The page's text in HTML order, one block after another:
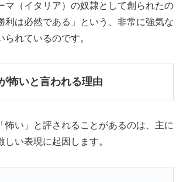
マ（イタリア）の奴隷として創られたの
利は必然である」という、非常に強気な
られているのです。
怖いと言われる理由
怖い」と評されることがあるのは、主に
しい表現に起因します。